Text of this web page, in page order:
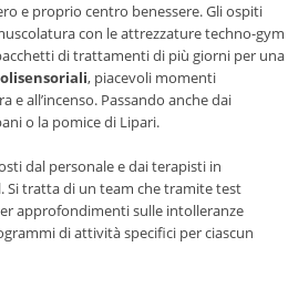
e proprio centro benessere. Gli ospiti
con le attrezzature techno-gym
di trattamenti di più giorni per una
, piacevoli momenti
e all’incenso. Passando anche dai
o la pomice di Lipari.
dal personale e dai terapisti in
Si tratta di un team che tramite test
approfondimenti sulle intolleranze
di attività specifici per ciascun